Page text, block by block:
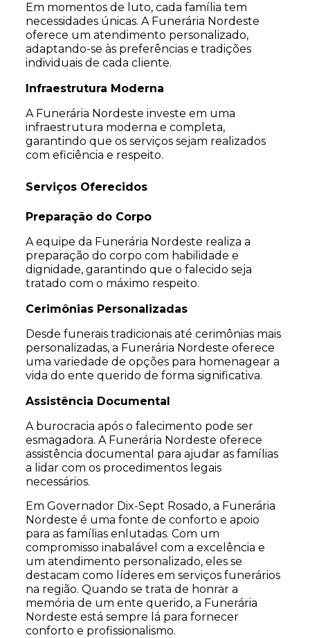
Em momentos de luto, cada família tem
necessidades únicas. A Funerária Nordeste
oferece um atendimento personalizado,
adaptando-se às preferências e tradições
individuais de cada cliente.
Infraestrutura Moderna
A Funerária Nordeste investe em uma
infraestrutura moderna e completa,
garantindo que os serviços sejam realizados
com eficiência e respeito.
Serviços Oferecidos
Preparação do Corpo
A equipe da Funerária Nordeste realiza a
preparação do corpo com habilidade e
dignidade, garantindo que o falecido seja
tratado com o máximo respeito.
Cerimônias Personalizadas
Desde funerais tradicionais até cerimônias mais
personalizadas, a Funerária Nordeste oferece
uma variedade de opções para homenagear a
vida do ente querido de forma significativa.
Assistência Documental
A burocracia após o falecimento pode ser
esmagadora. A Funerária Nordeste oferece
assistência documental para ajudar as famílias
a lidar com os procedimentos legais
necessários.
Em Governador Dix-Sept Rosado, a Funerária
Nordeste é uma fonte de conforto e apoio
para as famílias enlutadas. Com um
compromisso inabalável com a excelência e
um atendimento personalizado, eles se
destacam como líderes em serviços funerários
na região. Quando se trata de honrar a
memória de um ente querido, a Funerária
Nordeste está sempre lá para fornecer
conforto e profissionalismo.